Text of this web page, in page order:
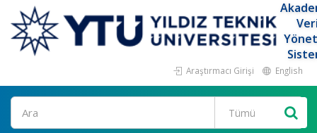
Araştırmacı Girişi English
Ara